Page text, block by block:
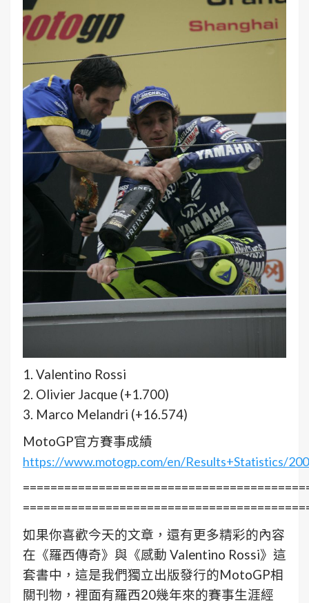
1. Valentino Rossi
2. Olivier Jacque (+1.700)
3. Marco Melandri (+16.574)
MotoGP官方賽事成績
https://www.motogp.com/en/Results+Statistics/
如果你喜歡今天的文章，還有更多精彩的內容
在《羅西傳奇》與《感動 Valentino Rossi》這
套書中，這是我們獨立出版發行的MotoGP相
關刊物，裡面有羅西20幾年來的賽事生涯經